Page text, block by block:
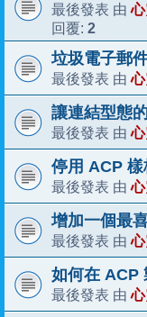
最後發表 由
回覆: 2
垃圾電子郵
最後發表 由
讓連結型態
最後發表 由
停用 ACP
最後發表 由
增加一個最
最後發表 由
如何在 ACP
最後發表 由